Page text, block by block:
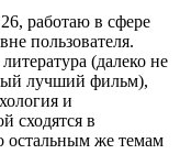
работаю в сфере
пользователя.
(далеко не
лучший фильм),
и
сходятся в
остальным же темам